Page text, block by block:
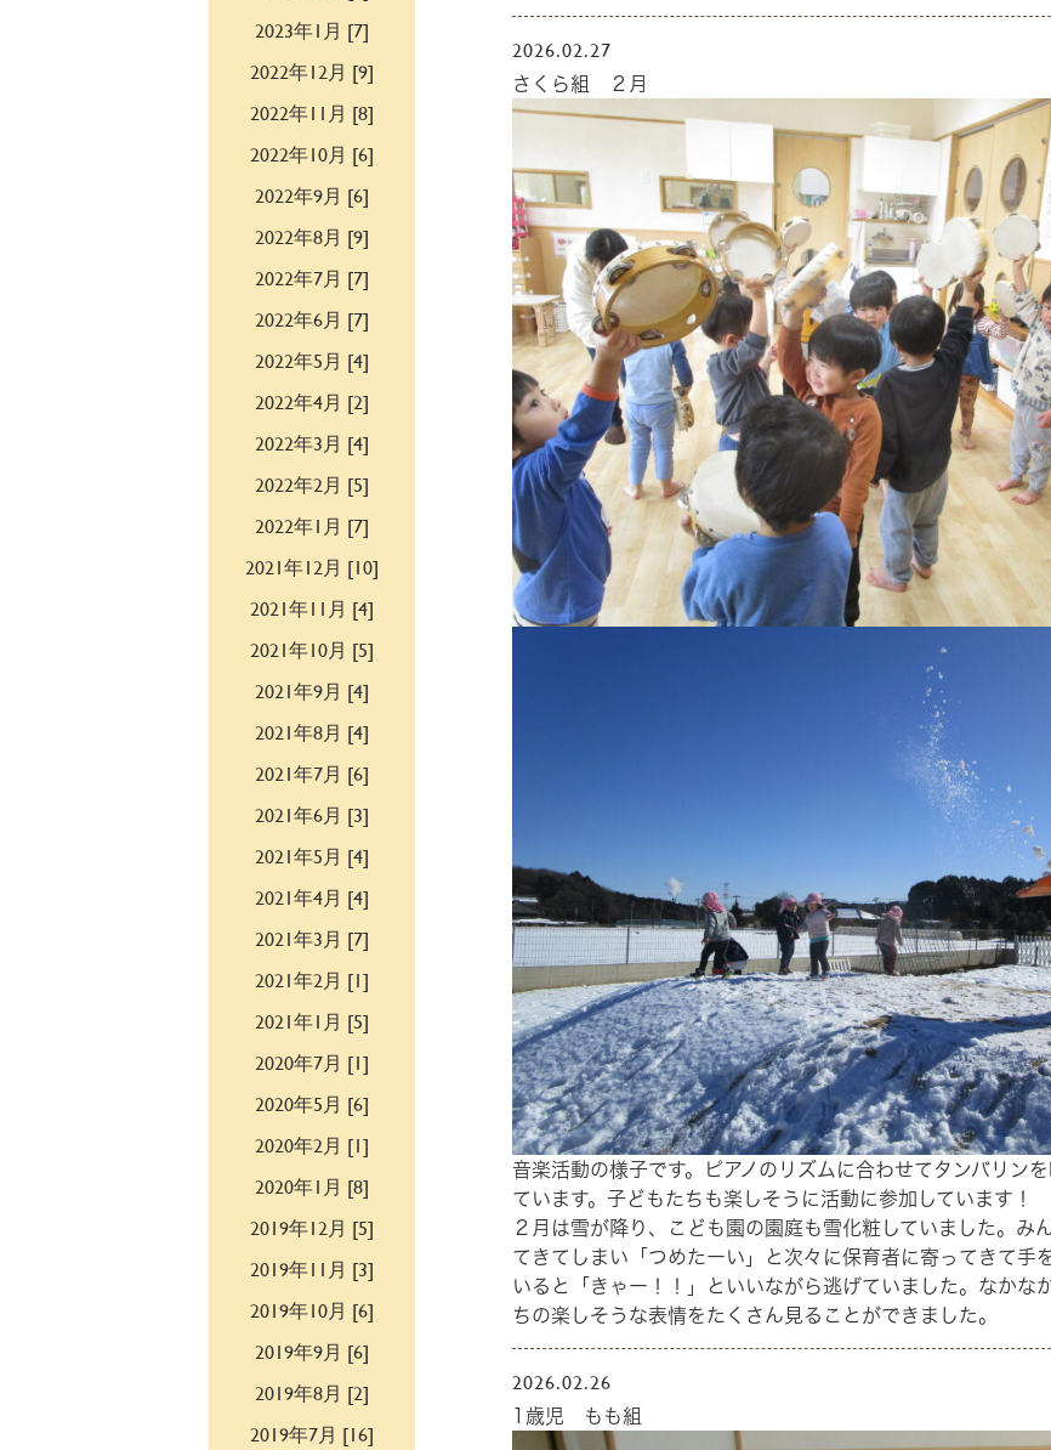
2026.02.27
さくら組 ２月
音楽活動の様子です。ピアノのリズムに合わせてタンバリン
ています。子どもたちも楽しそうに活動に参加しています！
２月は雪が降り、こども園の園庭も雪化粧していました。み
てきてしまい「つめたーい」と次々に保育者に寄ってきて手
いると「きゃー！！」といいながら逃げていました。なかな
ちの楽しそうな表情をたくさん見ることができました。
2026.02.26
1歳児 もも組
2023年1月 [7]
2022年12月 [9]
2022年11月 [8]
2022年10月 [6]
2022年9月 [6]
2022年8月 [9]
2022年7月 [7]
2022年6月 [7]
2022年5月 [4]
2022年4月 [2]
2022年3月 [4]
2022年2月 [5]
2022年1月 [7]
2021年12月 [10]
2021年11月 [4]
2021年10月 [5]
2021年9月 [4]
2021年8月 [4]
2021年7月 [6]
2021年6月 [3]
2021年5月 [4]
2021年4月 [4]
2021年3月 [7]
2021年2月 [1]
2021年1月 [5]
2020年7月 [1]
2020年5月 [6]
2020年2月 [1]
2020年1月 [8]
2019年12月 [5]
2019年11月 [3]
2019年10月 [6]
2019年9月 [6]
2019年8月 [2]
2019年7月 [16]